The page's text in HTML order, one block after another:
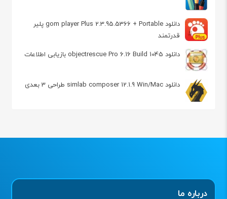
دانلود gom player Plus 2.3.95.5366 + Portable پلیر
قدرتمند
دانلود objectrescue Pro 6.16 Build 1045 بازیابی اطلاعات
دانلود simlab composer 12.1.9 Win/Mac طراحی 3 بعدی
درباره ما